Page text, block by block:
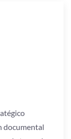
documental